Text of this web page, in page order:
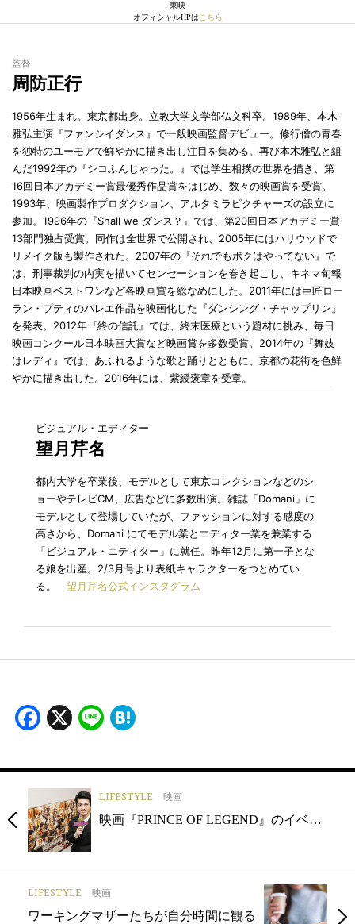
東映
オフィシャルHPはこちら
監督
周防正行
1956年生まれ。東京都出身。立教大学文学部仏文科卒。1989年、本木
雅弘主演『ファンシイダンス』で一般映画監督デビュー。修行僧の青春
を独特のユーモアで鮮やかに描き出し注目を集める。再び本木雅弘と組
んだ1992年の『シコふんじゃった。』では学生相撲の世界を描き、第
16回日本アカデミー賞最優秀作品賞をはじめ、数々の映画賞を受賞。
1993年、映画製作プロダクション、アルタミラピクチャーズの設立に
参加。1996年の『Shall we ダンス？』では、第20回日本アカデミー賞
13部門独占受賞。同作は全世界で公開され、2005年にはハリウッドで
リメイク版も製作された。2007年の『それでもボクはやってない』で
は、刑事裁判の内実を描いてセンセーションを巻き起こし、キネマ旬報
日本映画ベストワンなど各映画賞を総なめにした。2011年には巨匠ロー
ラン・プティのバレエ作品を映画化した『ダンシング・チャップリン』
を発表。2012年『終の信託』では、終末医療という題材に挑み、毎日
映画コンクール日本映画大賞など映画賞を多数受賞。2014年の『舞妓
はレディ』では、あふれるような歌と踊りとともに、京都の花街を色鮮
やかに描き出した。2016年には、紫綬褒章を受章。
ビジュアル・エディター
望月芹名
都内大学を卒業後、モデルとして東京コレクションなどのシ
ョーやテレビCM、広告などに多数出演。雑誌「Domani」に
モデルとして登場していたが、ファッションに対する感度の
高さから、Domani にてモデル業とエディター業を兼業する
「ビジュアル・エディター」に就任。昨年12月に第一子とな
る娘を出産。2/3月号より表紙キャラクターをつとめてい
る。 望月芹名公式インスタグラム
Facebook
X Line
LIFESTYLE 映画
映画『PRINCE OF LEGEND』のイベ…
LIFESTYLE 映画
ワーキングマザーたちが自分時間に観る